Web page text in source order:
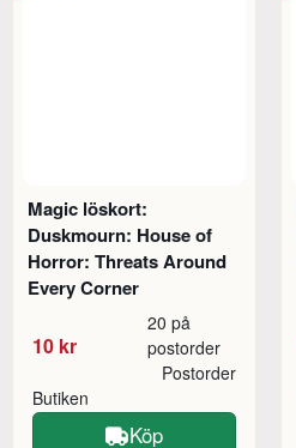
Magic löskort:
Duskmourn: House of
Horror: Threats Around
Every Corner
10 kr
20 på
postorder
Butiken
Postorder
Köp